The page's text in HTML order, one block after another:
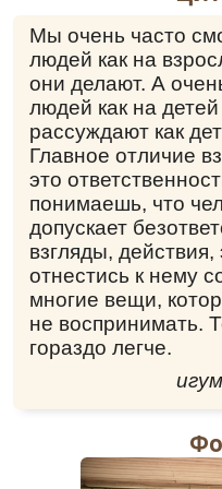
России слава и
Святителю
Тропарь,глас 3
Бо́жия Сло́ва
служи́тель,/
подража́тель,/
рачи́тель,/
преподо́бным
красота́,/ Вели́кому
святи́телю
Ему́же, Сло́ву
еси́,// моли́
Перевод:
Божиего Слова
служитель,
архиереями,
преподобными,
Мы очень часто
людей как на
они делают. А
людей как на
рассуждают как
Главное отличие
это
понимаешь, что
допускает
взгляды, действия,
отнестись к нему
многие вещи,
не воспринимать.
гораздо легче.